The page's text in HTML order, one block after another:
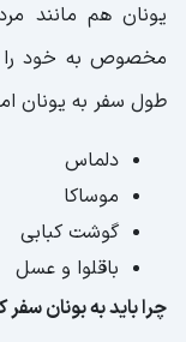
یونان هم مانند
مخصوص به خود را
طول سفر به یونان
دلماس
موساکا
گوشت کبابی
باقلوا و عسل
چرا باید به بونان سفر